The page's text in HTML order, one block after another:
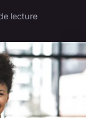
lecture